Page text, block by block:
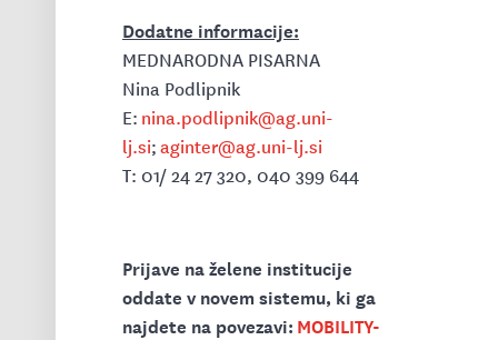
Dodatne informacije:
MEDNARODNA PISARNA
Nina Podlipnik
E: nina.podlipnik@ag.uni-
lj.si;aginter@ag.uni-lj.si
T: 01/ 24 27 320, 040 399 644
Prijave na želene institucije
oddate v novem sistemu, ki ga
najdete na povezavi: MOBILITY-